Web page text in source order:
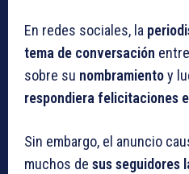
En redes sociales, la
tema de conversación
sobre su nombramientoy
respondiera felicitaciones
Sin embargo, el anuncio
muchos de sus seguidores